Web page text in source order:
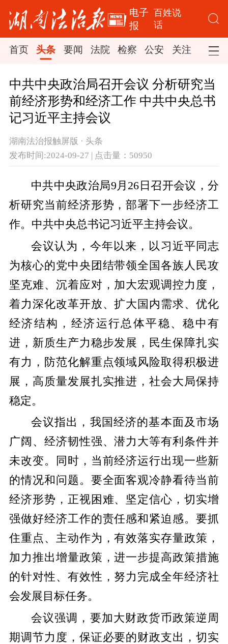
电子
报
百姓说
话
首页 头条 要闻 法院 检察 公安 关注 司法
中共中央政治局召开会议 分析研究当
前经济形势和经济工作 中共中央总书
记习近平主持会议
湖南法治报触屏版 · 头条
发布时间:2024-09-27 | 点击量：50950
中共中央政治局9月26日召开会议，分
析研究当前经济形势，部署下一步经济工
作。中共中央总书记习近平主持会议。
会议认为，今年以来，以习近平同志
为核心的党中央团结带领全国各族人民攻
坚克难、沉着应对，加大宏观调控力度，
着力深化改革开放、扩大国内需求、优化
经济结构，经济运行总体平稳、稳中有
进，新质生产力稳步发展，民生保障扎实
有力，防范化解重点领域风险取得积极进
展，高质量发展扎实推进，社会大局保持
稳定。
会议指出，我国经济的基本面及市场
广阔、经济韧性强、潜力大等有利条件并
未改变。同时，当前经济运行出现一些新
的情况和问题。要全面客观冷静看待当前
经济形势，正视困难、坚定信心，切实增
强做好经济工作的责任感和紧迫感。要抓
住重点、主动作为，有效落实存量政策，
加力推出增量政策，进一步提高政策措施
的针对性、有效性，努力完成全年经济社
会发展目标任务。
会议强调，要加大财政货币政策逆周
期调节力度，保证必要的财政支出，切实